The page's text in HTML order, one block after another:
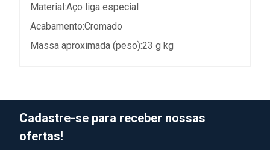
Material:Aço liga especial
Acabamento:Cromado
Massa aproximada (peso):23 g kg
Cadastre-se para receber nossas
ofertas!